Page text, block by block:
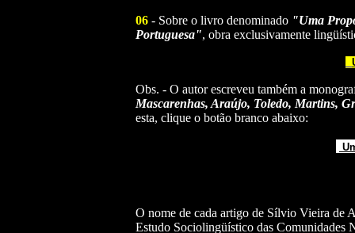
06- Sobre o livro denominado "Uma
Portuguesa", obra exclusivamente
Obs. - O autor escreveu também a
Mascarenhas, Araújo, Toledo, Martins,
esta, clique o botão branco abaixo:
U
O nome de cada artigo de Sílvio Vieira de
Estudo Sociolingüístico das Comunidades